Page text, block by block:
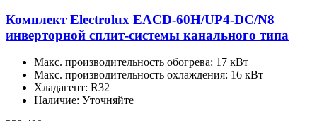
Комплект Electrolux EACD-60H/UP4-DC/N8
инверторной сплит-системы канального типа
Макс. производительность обогрева: 17 кВт
Макс. производительность охлаждения: 16 кВт
Хладагент: R32
Наличие: Уточняйте